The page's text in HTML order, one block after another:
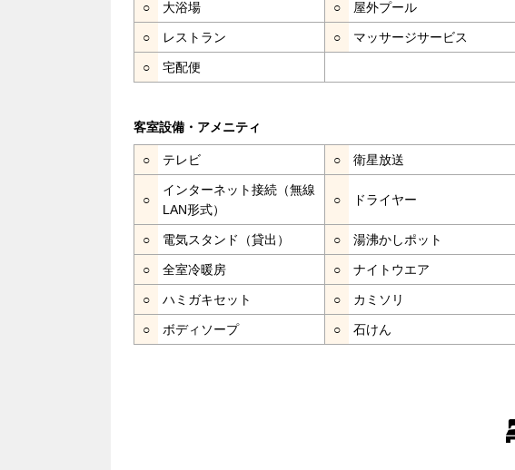
○ 大浴場 ○ 屋外プール
○ レストラン ○ マッサージサービス
○ 宅配便
客室設備・アメニティ
○ テレビ ○ 衛星放送
○
インターネット接続（無線
LAN形式）
○ ドライヤー
○ 電気スタンド（貸出） ○ 湯沸かしポット
○ 全室冷暖房 ○ ナイトウエア
○ ハミガキセット ○ カミソリ
○ ボディソープ ○ 石けん